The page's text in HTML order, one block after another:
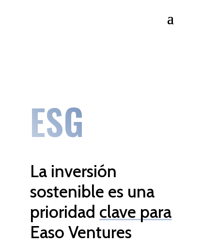
ESG
La inversión
sostenible es una
prioridad clave para
Easo Ventures